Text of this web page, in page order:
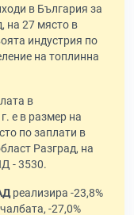
в България за
на 27 място в
индустрия по
на топлинна
в
е в размер на
по заплати в
Разград, на
- 3530.
реализира -23,8%
-27,0%